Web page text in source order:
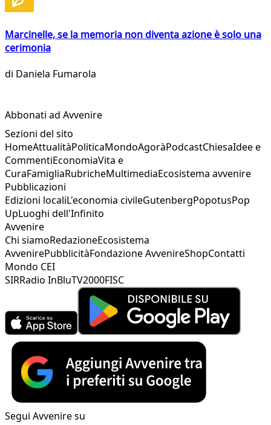
Marcinelle, se la memoria non diventa azione è solo una
cerimonia
di Daniela Fumarola
Abbonati ad Avvenire
Sezioni del sito
HomeAttualitàPoliticaMondoAgoràPodcastChiesaIdee e
CommentiEconomiaVita e
CuraFamigliaRubricheMultimediaEcosistema avvenire
Pubblicazioni
Edizioni localiL'economia civileGutenbergPopotusPop
UpLuoghi dell'Infinito
Avvenire
Chi siamoRedazioneEcosistema
AvvenirePubblicitàFondazione AvvenireShopContatti
Mondo CEI
SIRRadio InBluTV2000FISC
Segui Avvenire su